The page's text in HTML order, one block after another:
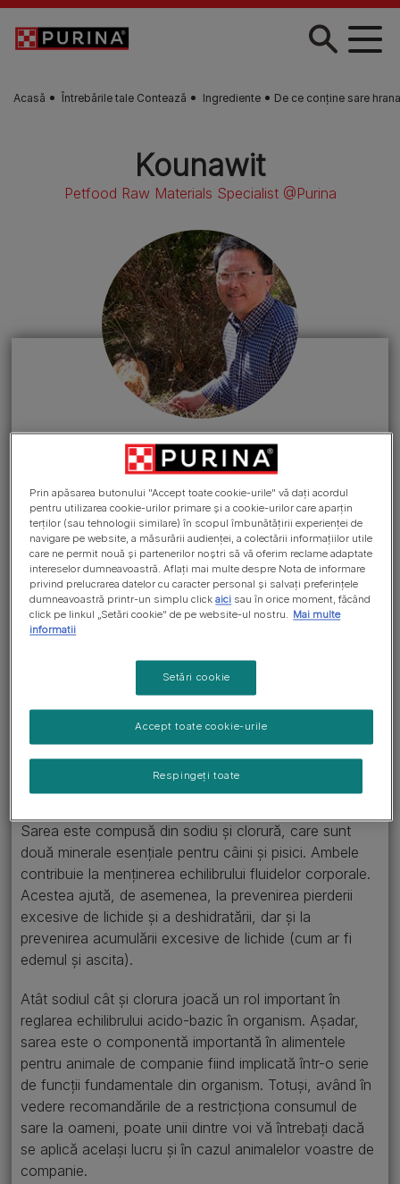
Skip to main content
Acasă Întrebările tale Contează Ingrediente De ce conține sare
Kounawit
Petfood Raw Materials Specialist @Purina
INGREDIENTE
Go to the section >
Sarea oferă câteva minerale
esențiale (cum ar fi sodiul și
clorura) de care animalul tău de
companie are nevoie zilnic
pentru buna funcționare a
întregului său metabolism. Sarea
este o sursă de minerale
esențiale de care pisicile și câinii
au nevoie pentru a-și menține
sănătatea și metabolismul în
stare bună.
Sarea este compusă din sodiu și clorură, care sunt
două minerale esențiale pentru câini și pisici. Ambele
contribuie la menținerea echilibrului fluidelor corporale.
Acestea ajută, de asemenea, la prevenirea pierderii
excesive de lichide și a deshidratării, dar și la
prevenirea acumulării excesive de lichide (cum ar fi
edemul și ascita).
Atât sodiul cât și clorura joacă un rol important în
reglarea echilibrului acido-bazic în organism. Așadar,
sarea este o componentă importantă în alimentele
pentru animale de companie fiind implicată într-o serie
de funcții fundamentale din organism. Totuși, având în
vedere recomandările de a restricționa consumul de
sare la oameni, poate unii dintre voi vă întrebați dacă
se aplică același lucru și în cazul animalelor voastre de
companie.
Prin apăsarea butonului "Accept toate cookie-urile" vă dați acordul
pentru utilizarea cookie-urilor primare și a cookie-urilor care aparțin
terților (sau tehnologii similare) în scopul îmbunătățirii experienței de
navigare pe website, a măsurării audienței, a colectării informațiilor utile
care ne permit nouă și partenerilor noștri să vă oferim reclame adaptate
intereselor dumneavoastră. Aflați mai multe despre Nota de informare
privind prelucrarea datelor cu caracter personal și salvați preferințele
dumneavoastră printr-un simplu clickaici sau în orice moment, făcând
click pe linkul „Setări cookie” de pe website-ul nostru. Mai multe
informatii
Setări cookie
Respingeți toate
Accept toate cookie-urile